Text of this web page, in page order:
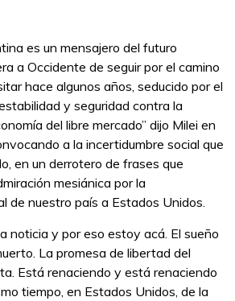
es un mensajero del futuro
a Occidente de seguir por el camino
hace algunos años, seducido por el
y seguridad contra la
del libre mercado” dijo Milei en
a la incertidumbre social que
en un derrotero de frases que
mesiánica por la
de nuestro país a Estados Unidos.
noticia y por eso estoy acá. El sueño
La promesa de libertad del
Está renaciendo y está renaciendo
tiempo, en Estados Unidos, de la